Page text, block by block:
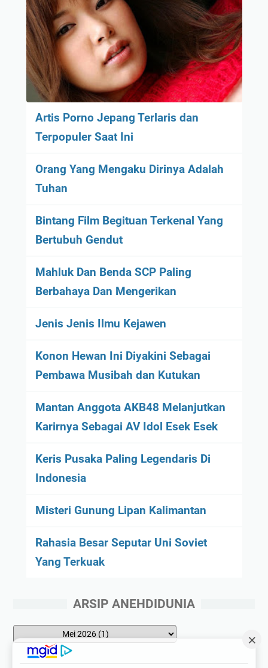
Artis Porno Jepang Terlaris dan
Terpopuler Saat Ini
Orang Yang Mengaku Dirinya Adalah
Tuhan
Bintang Film Begituan Terkenal Yang
Bertubuh Gendut
Mahluk Dan Benda SCP Paling
Berbahaya Dan Mengerikan
Jenis Jenis Ilmu Kejawen
Konon Hewan Ini Diyakini Sebagai
Pembawa Musibah dan Kutukan
Mantan Anggota AKB48 Melanjutkan
Karirnya Sebagai AV Idol Esek Esek
Keris Pusaka Paling Legendaris Di
Indonesia
Misteri Gunung Lipan Kalimantan
Rahasia Besar Seputar Uni Soviet
Yang Terkuak
ARSIP ANEHDIDUNIA